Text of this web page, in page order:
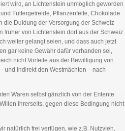
wird, an Lichtenstein unmöglich geworden
Futtergetreide, Pflanzenfette, Chokolade
die Duldung der Versorgung der Schweiz
früher von Lichtenstein dort aus der Schweiz
weiter gelangt seien, und dass auch jetzt
gar keine Gewähr dafür vorhanden sei,
nicht Vorteile aus der Bewilligung von
und indirekt den Westmächten – nach
Waren selbst gänzlich von der Entente
ihrerseits, gegen diese Bedingung nicht
natürlich frei verfügen, wie z.B. Nutzvieh,